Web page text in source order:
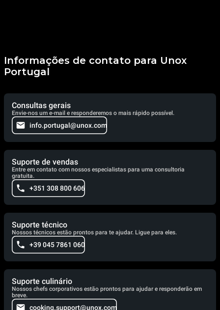
Informações de contato para Unox
Portugal
Consultas gerais
Envie-nos um e-mail e responderemos o mais rápido possível.
info.portugal@unox.com
Suporte de vendas
Entre em contato com nossos especialistas para uma consultoria
gratuita.
+351 308 800 606
Suporte técnico
Nossos técnicos estão prontos para te ajudar. Ligue para eles.
+39 045 7861 060
Suporte culinário
Nossos chefs corporativos estão prontos para ajudar e responderão em
breve.
cooking.support@unox.com